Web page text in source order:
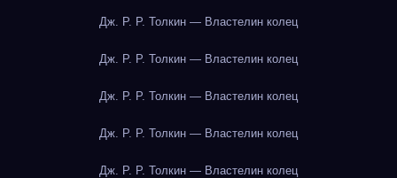
Дж. Р. Р. Толкин — Властелин колец
Дж. Р. Р. Толкин — Властелин колец
Дж. Р. Р. Толкин — Властелин колец
Дж. Р. Р. Толкин — Властелин колец
Дж. Р. Р. Толкин — Властелин колец